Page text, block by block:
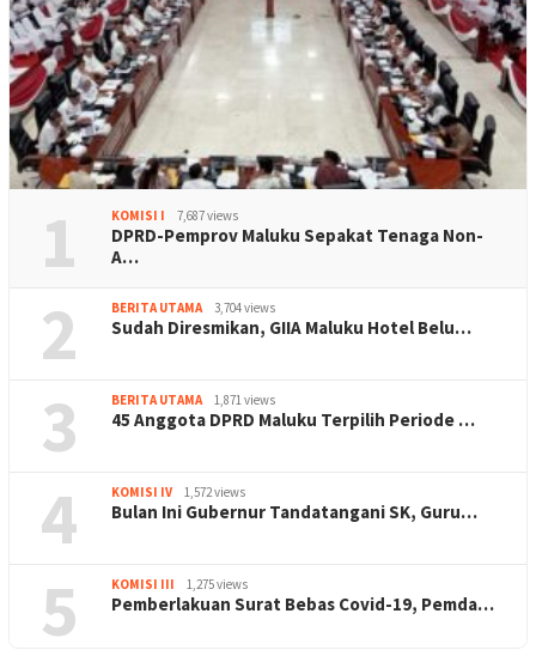
1 KOMISI I 7,687 views
DPRD-Pemprov Maluku Sepakat Tenaga Non-
A…
2 BERITA UTAMA 3,704 views
Sudah Diresmikan, GIIA Maluku Hotel Belu…
3 BERITA UTAMA 1,871 views
45 Anggota DPRD Maluku Terpilih Periode …
4 KOMISI IV 1,572 views
Bulan Ini Gubernur Tandatangani SK, Guru…
5 KOMISI III 1,275 views
Pemberlakuan Surat Bebas Covid-19, Pemda…